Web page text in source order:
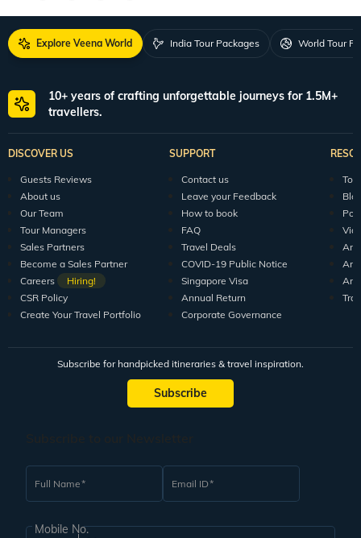
Explore Veena World India Tour Packages World Tour
10+ years of crafting unforgettable journeys for 1.5M+
travellers.
DISCOVER US
Guests Reviews
About us
Our Team
Tour Managers
Sales Partners
Become a Sales Partner
Careers
Hiring!
CSR Policy
Create Your Travel Portfolio
SUPPORT
Contact us
Leave your Feedback
How to book
FAQ
Travel Deals
COVID-19 Public Notice
Singapore Visa
Annual Return
Corporate Governance
Subscribe for handpicked itineraries & travel inspiration.
Subscribe
Full Name Email ID
Mobile No.